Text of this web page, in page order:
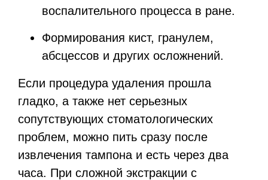
воспалительного процесса в ране.
Формирования кист, гранулем,
абсцессов и других осложнений.
Если процедура удаления прошла
гладко, а также нет серьезных
сопутствующих стоматологических
проблем, можно пить сразу после
извлечения тампона и есть через два
часа. При сложной экстракции с